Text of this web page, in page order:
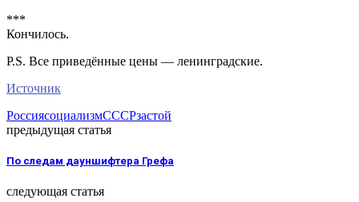
***
Кончилось.
P.S. Все приведённые цены — ленинградские.
Источник
РоссиясоциализмСССРзастой
предыдущая статья
По следам дауншифтера Грефа
следующая статья